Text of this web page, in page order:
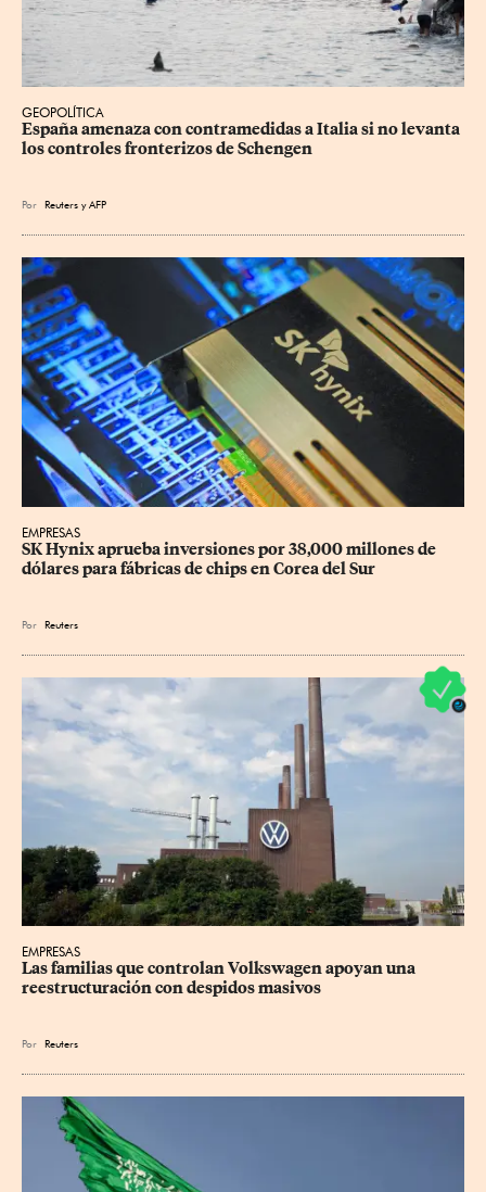
GEOPOLÍTICA
España amenaza con contramedidas a Italia si no levanta
los controles fronterizos de Schengen
Por Reuters yAFP
EMPRESAS
SK Hynix aprueba inversiones por 38,000 millones de
dólares para fábricas de chips en Corea del Sur
Por Reuters
EMPRESAS
Las familias que controlan Volkswagen apoyan una
reestructuración con despidos masivos
Por Reuters